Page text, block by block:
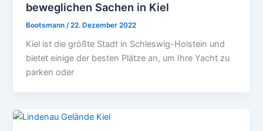
beweglichen Sachen in Kiel
Bootsmann /22. Dezember 2022
Kiel ist die größte Stadt in Schleswig-Holstein und
bietet einige der besten Plätze an, um Ihre Yacht zu
parken oder